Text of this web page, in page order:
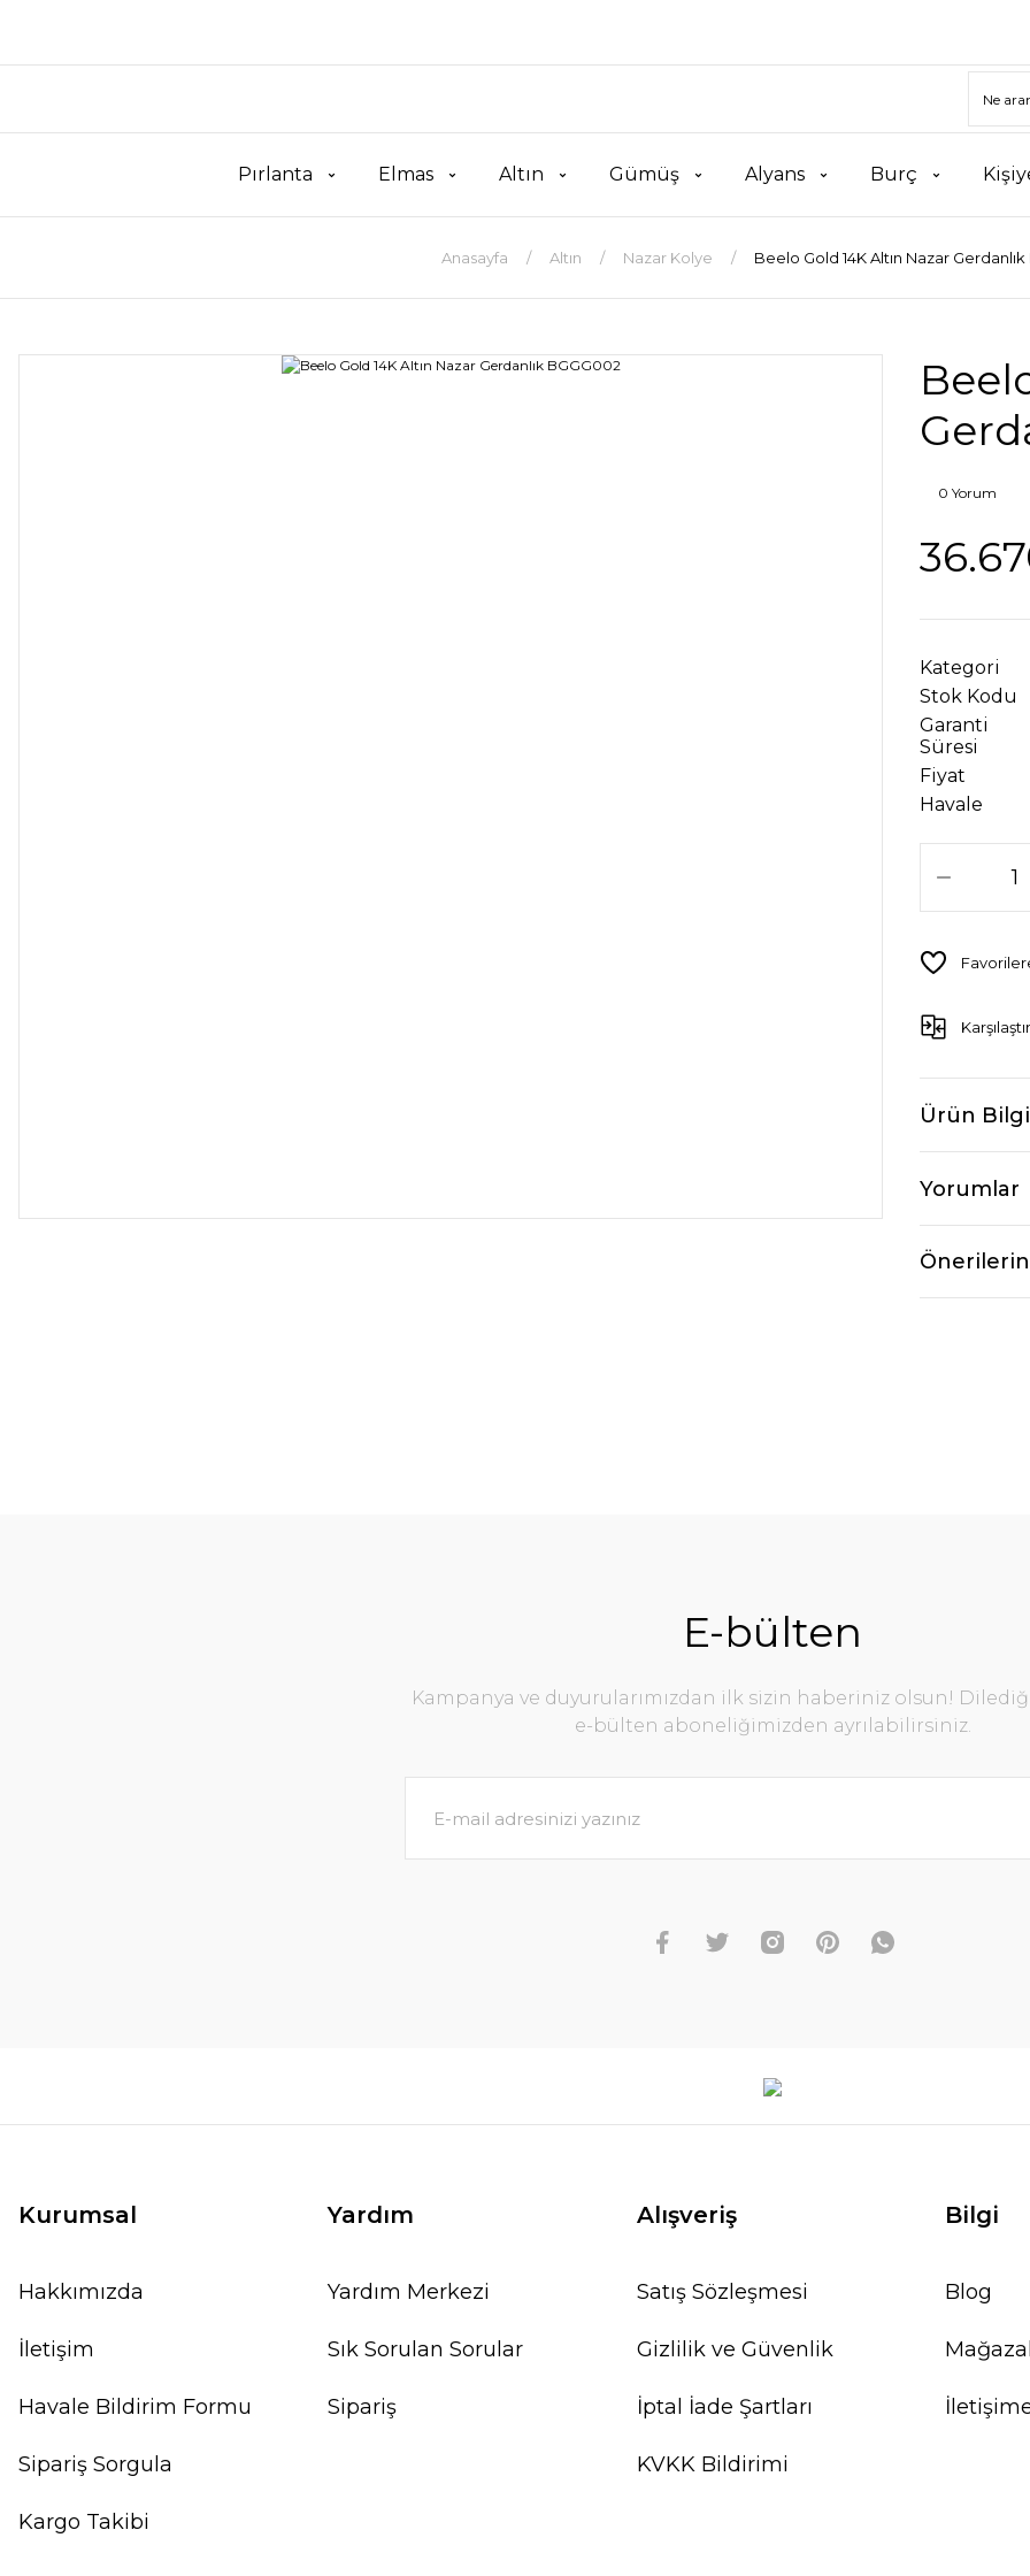
Pırlanta Elmas Altın Gümüş Alyans Burç
Anasayfa Altın Nazar Kolye Beelo Gold 14K Altın Nazar
0 Yorum
Kategori
Stok Kodu
Garanti
Süresi
Fiyat
Havale
Karşılaştır
Ürün
Yorumlar
E-bülten
Kampanya ve duyurularımızdan ilk sizin haberiniz olsun!
e-bülten aboneliğimizden ayrılabilirsiniz.
Kurumsal
Hakkımızda
İletişim
Havale Bildirim Formu
Sipariş Sorgula
Kargo Takibi
Yardım
Yardım Merkezi
Sık Sorulan Sorular
Sipariş
Alışveriş
Satış Sözleşmesi
Gizlilik ve Güvenlik
İptal İade Şartları
KVKK Bildirimi
Bilgi
Blog